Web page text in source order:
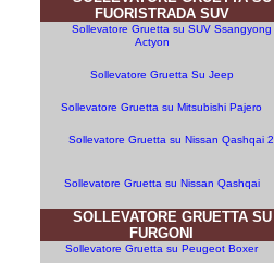
FUORISTRADA SUV
Sollevatore Gruetta su SUV Ssangyong
Actyon
Sollevatore Gruetta Su Jeep
Sollevatore Gruetta su Mitsubishi Pajero
Sollevatore Gruetta su Nissan Qashqai 2
Sollevatore Gruetta su Nissan Qashqai
SOLLEVATORE GRUETTA SU
FURGONI
Sollevatore Gruetta su Peugeot Boxer